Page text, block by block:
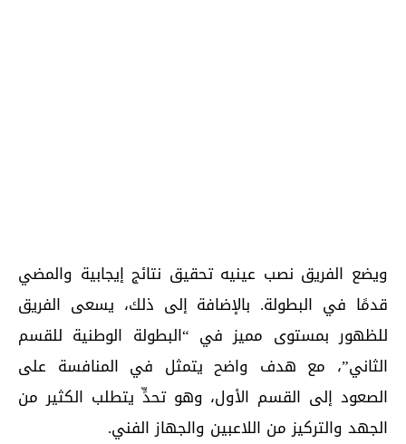
ويضع الفريق نصب عينيه تحقيق نتائج إيجابية والمضي
قدمًا في البطولة. بالإضافة إلى ذلك، يسعى الفريق
للظهور بمستوى مميز في “البطولة الوطنية للقسم
الثاني”، مع هدف واضح يتمثل في المنافسة على
الصعود إلى القسم الأول، وهو تحدٍّ يتطلب الكثير من
الجهد والتركيز من اللاعبين والجهاز الفني.